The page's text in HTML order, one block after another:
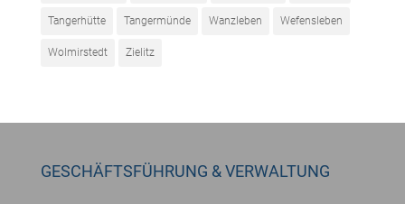
Tangerhütte Tangermünde Wanzleben Wefensleben
Wolmirstedt Zielitz
GESCHÄFTSFÜHRUNG & VERWALTUNG